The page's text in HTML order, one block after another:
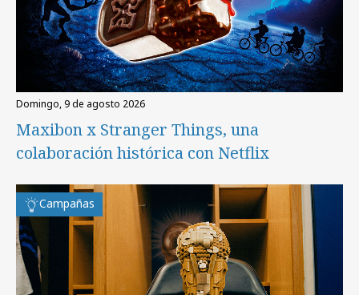
domingo, 9 de agosto 2026
Maxibon x Stranger Things, una
colaboración histórica con Netflix
Campañas